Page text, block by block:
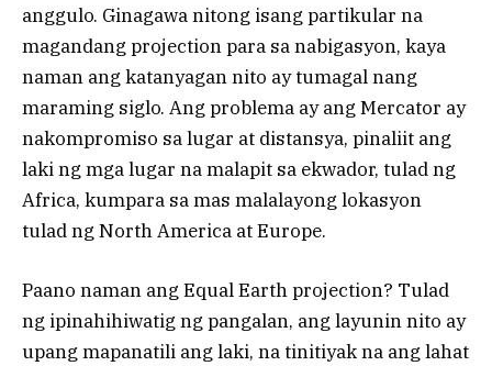
anggulo. Ginagawa nitong isang partikular na
magandang projection para sa nabigasyon, kaya
naman ang katanyagan nito ay tumagal nang
maraming siglo. Ang problema ay ang Mercator ay
nakompromiso sa lugar at distansya, pinaliit ang
laki ng mga lugar na malapit sa ekwador, tulad ng
Africa, kumpara sa mas malalayong lokasyon
tulad ng North America at Europe.
Paano naman ang Equal Earth projection? Tulad
ng ipinahihiwatig ng pangalan, ang layunin nito ay
upang mapanatili ang laki, na tinitiyak na ang lahat